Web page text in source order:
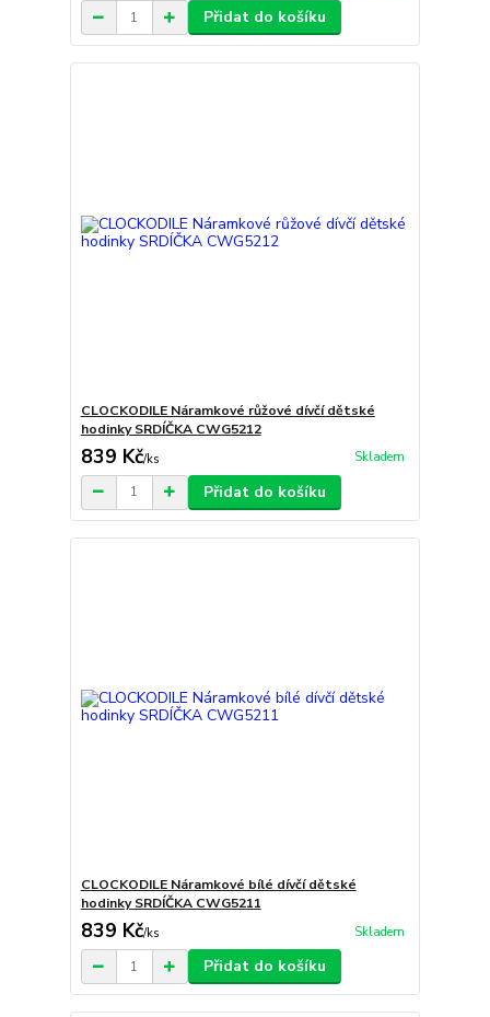
Přidat do košíku
CLOCKODILE Náramkové růžové dívčí dětské
hodinky SRDÍČKA CWG5212
839 Kč/ks Skladem
Přidat do košíku
CLOCKODILE Náramkové bílé dívčí dětské
hodinky SRDÍČKA CWG5211
839 Kč/ks Skladem
Přidat do košíku